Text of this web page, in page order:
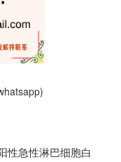
性急性淋巴细胞白